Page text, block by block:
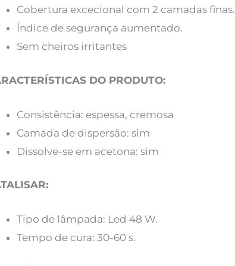
Cobertura excecional com 2 camadas finas.
Índice de segurança aumentado.
Sem cheiros irritantes
DO PRODUTO:
Consistência: espessa, cremosa
Camada de dispersão: sim
Dissolve-se em acetona: sim
Tipo de lâmpada: Led 48 W.
Tempo de cura: 30-60 s.